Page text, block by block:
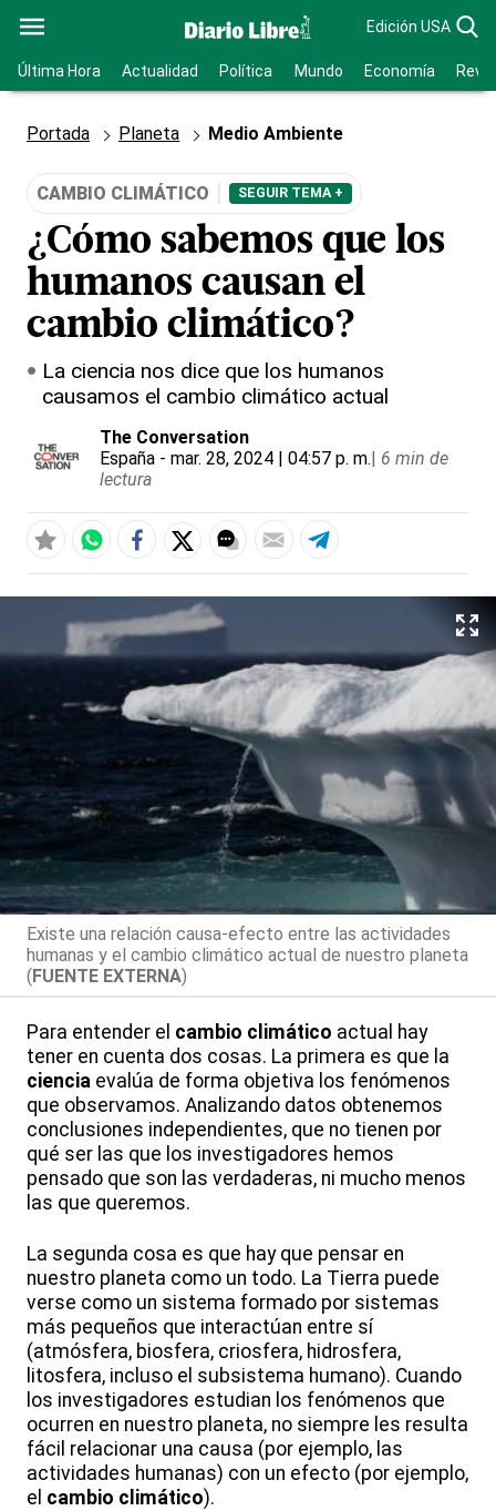
Edición USA
Última Hora Actualidad Política Mundo Economía
Portada Planeta Medio Ambiente
CAMBIO CLIMÁTICO SEGUIR TEMA +
¿Cómo sabemos que los
humanos causan el
cambio climático?
La ciencia nos dice que los humanos
causamos el cambio climático actual
The Conversation
España - mar. 28, 2024 | 04:57 p. m.| 6 min de
lectura
Existe una relación causa-efecto entre las actividades
humanas y el cambio climático actual de nuestro planeta
(FUENTE EXTERNA)
Para entender el cambio climático actual hay
tener en cuenta dos cosas. La primera es que la
ciencia evalúa de forma objetiva los fenómenos
que observamos. Analizando datos obtenemos
conclusiones independientes, que no tienen por
qué ser las que los investigadores hemos
pensado que son las verdaderas, ni mucho menos
las que queremos.
La segunda cosa es que hay que pensar en
nuestro planeta como un todo. La Tierra puede
verse como un sistema formado por sistemas
más pequeños que interactúan entre sí
(atmósfera, biosfera, criosfera, hidrosfera,
litosfera, incluso el subsistema humano). Cuando
los investigadores estudian los fenómenos que
ocurren en nuestro planeta, no siempre les resulta
fácil relacionar una causa (por ejemplo, las
actividades humanas) con un efecto (por ejemplo,
el cambio climático).